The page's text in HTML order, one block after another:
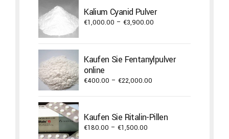
€5,650.00
Kalium Cyanid Pulver
€1,000.00 – €3,900.00
through
€3,900.00
Kaufen Sie Fentanylpulver
online
€400.00 – €22,000.00
through
€22,000.00
Kaufen Sie Ritalin-Pillen
€180.00 – €1,500.00